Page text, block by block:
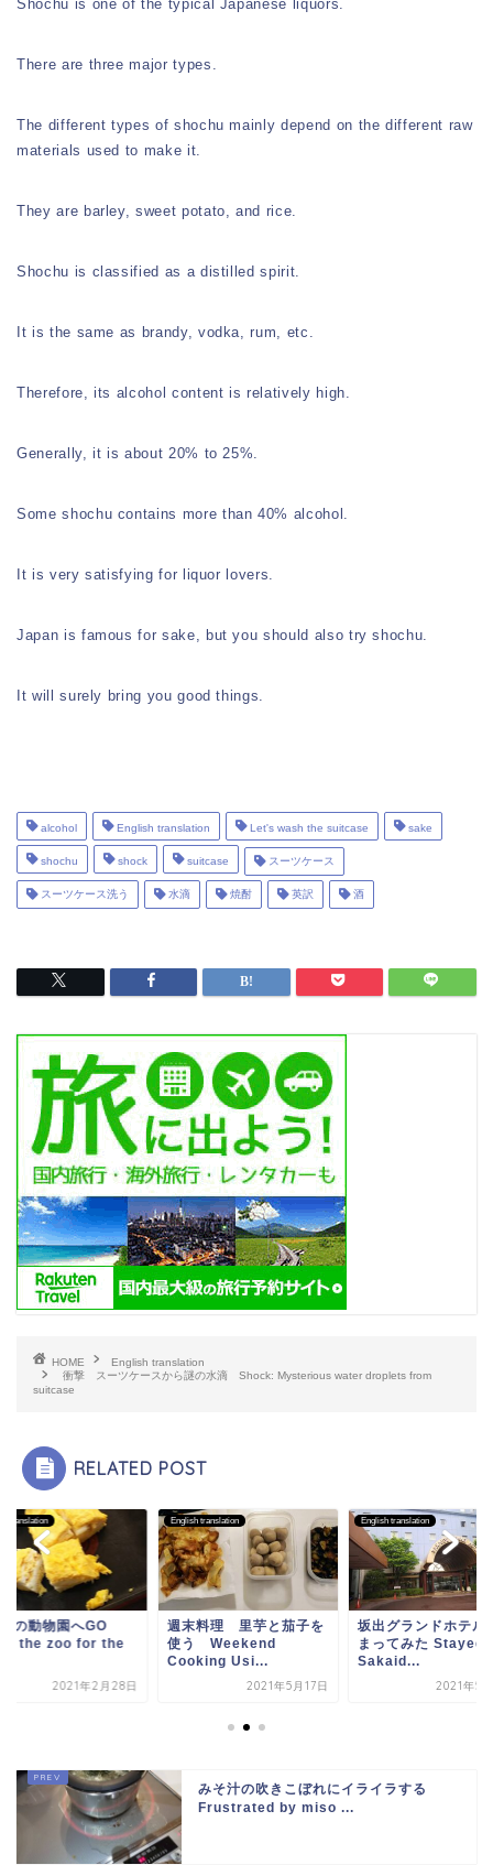
Shochu is one of the typical Japanese liquors.
There are three major types.
The different types of shochu mainly depend on the different raw
materials used to make it.
They are barley, sweet potato, and rice.
Shochu is classified as a distilled spirit.
It is the same as brandy, vodka, rum, etc.
Therefore, its alcohol content is relatively high.
Generally, it is about 20% to 25%.
Some shochu contains more than 40% alcohol.
It is very satisfying for liquor lovers.
Japan is famous for sake, but you should also try shochu.
It will surely bring you good things.
alcohol English translation Let's wash the suitcase sake
shochu shock suitcase スーツケース
スーツケース洗う 水滴 焼酎 英訳 酒
HOME
English translation
衝撃 スーツケースから謎の水滴 Shock: Mysterious water droplets from
suitcase
RELATED POST
translation
の動物園へGO
the zoo for the
2021年2月28日
English translation
週末料理 里芋と茄子を
使う Weekend
Cooking Usi...
2021年5月17日
English translation
坂出グランドホテル
まってみた Stayed
Sakaid...
2021年5
みそ汁の吹きこぼれにイライラする
Frustrated by miso ...